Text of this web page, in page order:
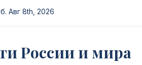
Авг 8th, 2026
России и мира